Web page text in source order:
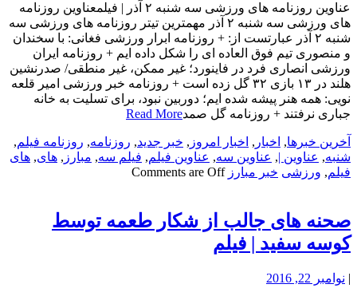
عناوین روزنامه های ورزشی سه شنبه ۲ آذر | فیلمعناوین روزنامه
های ورزشی سه شنبه ۲ آذر مهمترین تیتر روزنامه های ورزشی سه
شنبه ۲ آذر عبارتست از: + روزنامه ابرار ورزشی فغانی: با سخندان
و منصوری تیم فوق العاده ای را شکل داده ایم + روزنامه ایران
ورزشی انصاری فرد در فاینورد؛ غیر ممکن، غیر منطقی/ صدرنشین
هلند در ۱۳ بازی ۳۲ گل زده است + روزنامه خبر ورزشی امیر قلعه
نویی: همه هنر پیشه شده ایم؛ دوربین نبود، برای تسلیت به خانه
جباری نرفتند + روزنامه گل صمدRead More
آخرین خبرها, اخبار , اخبار امروز , خبر جدید, روزنامه, روزنامه فیلم,
شنبه, عناوین |, عناوین سه, عناوین فیلم, فیلم سه, مبارز , های, های
فیلم, ورزشی خبر مبارز Comments are Off
صحنه های جالب از شکار طعمه توسط
کوسه سفید | فیلم
| نوامبر 22, 2016